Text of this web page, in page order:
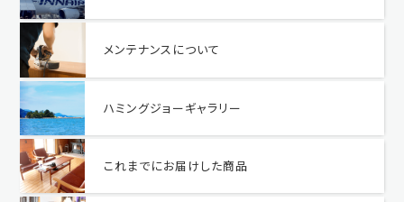
メンテナンスについて
ハミングジョーギャラリー
これまでにお届けした商品